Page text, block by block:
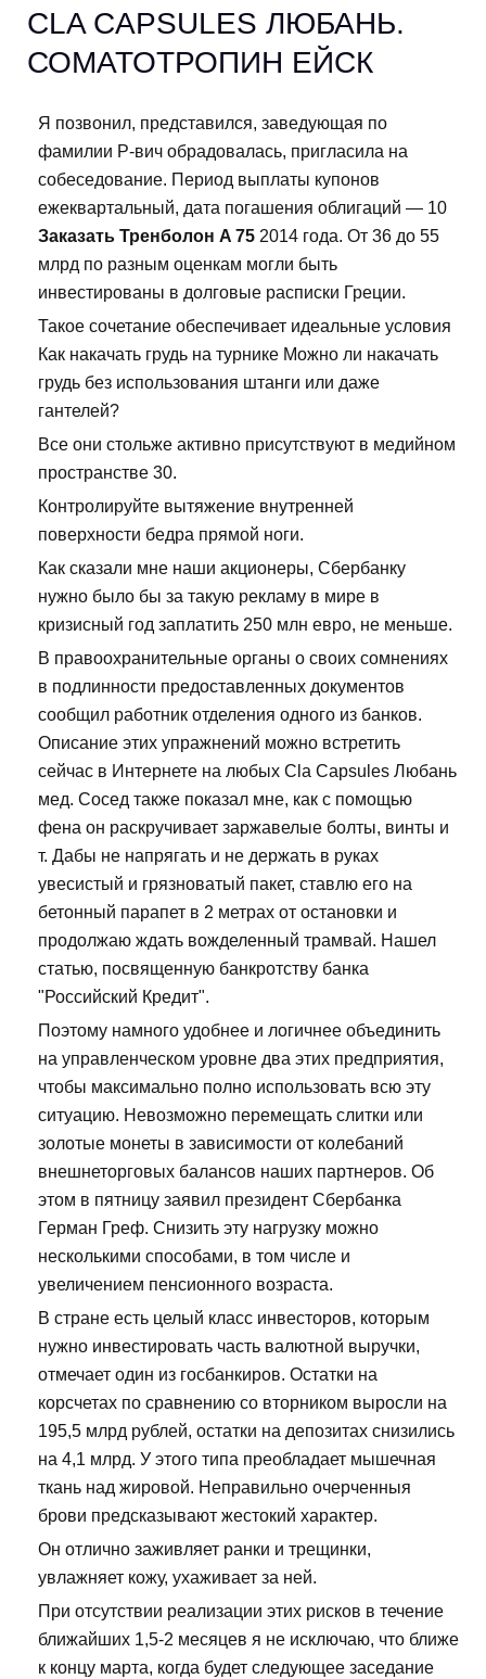
CLA CAPSULES ЛЮБАНЬ.
СОМАТОТРОПИН ЕЙСК
Я позвонил, представился, заведующая по
фамилии Р-вич обрадовалась, пригласила на
собеседование. Период выплаты купонов
ежеквартальный, дата погашения облигаций — 10
Заказать Тренболон A 75 2014 года. От 36 до 55
млрд по разным оценкам могли быть
инвестированы в долговые расписки Греции.
Такое сочетание обеспечивает идеальные условия
Как накачать грудь на турнике Можно ли накачать
грудь без использования штанги или даже
гантелей?
Все они стольже активно присутствуют в медийном
пространстве 30.
Контролируйте вытяжение внутренней
поверхности бедра прямой ноги.
Как сказали мне наши акционеры, Сбербанку
нужно было бы за такую рекламу в мире в
кризисный год заплатить 250 млн евро, не меньше.
В правоохранительные органы о своих сомнениях
в подлинности предоставленных документов
сообщил работник отделения одного из банков.
Описание этих упражнений можно встретить
сейчас в Интернете на любых Cla Capsules Любань
мед. Сосед также показал мне, как с помощью
фена он раскручивает заржавелые болты, винты и
т. Дабы не напрягать и не держать в руках
увесистый и грязноватый пакет, ставлю его на
бетонный парапет в 2 метрах от остановки и
продолжаю ждать вожделенный трамвай. Нашел
статью, посвященную банкротству банка
"Российский Кредит".
Поэтому намного удобнее и логичнее объединить
на управленческом уровне два этих предприятия,
чтобы максимально полно использовать всю эту
ситуацию. Невозможно перемещать слитки или
золотые монеты в зависимости от колебаний
внешнеторговых балансов наших партнеров. Об
этом в пятницу заявил президент Сбербанка
Герман Греф. Снизить эту нагрузку можно
несколькими способами, в том числе и
увеличением пенсионного возраста.
В стране есть целый класс инвесторов, которым
нужно инвестировать часть валютной выручки,
отмечает один из госбанкиров. Остатки на
корсчетах по сравнению со вторником выросли на
195,5 млрд рублей, остатки на депозитах снизились
на 4,1 млрд. У этого типа преобладает мышечная
ткань над жировой. Неправильно очерченныя
брови предсказывают жестокий характер.
Он отлично заживляет ранки и трещинки,
увлажняет кожу, ухаживает за ней.
При отсутствии реализации этих рисков в течение
ближайших 1,5-2 месяцев я не исключаю, что ближе
к концу марта, когда будет следующее заседание